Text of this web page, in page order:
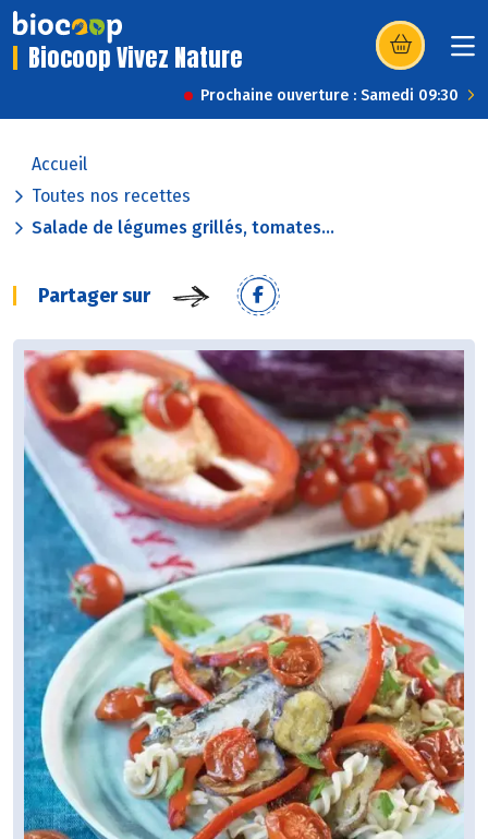
Biocoop Vivez Nature (s’ouvre dans
Prochaine ouverture : Samedi 09:30
Accueil
Toutes nos recettes
Salade de légumes grillés, tomates...
Partager sur